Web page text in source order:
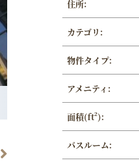
住所:
カテゴリ:
物件タイプ:
アメニティ:
面積(ft²):
バスルーム: